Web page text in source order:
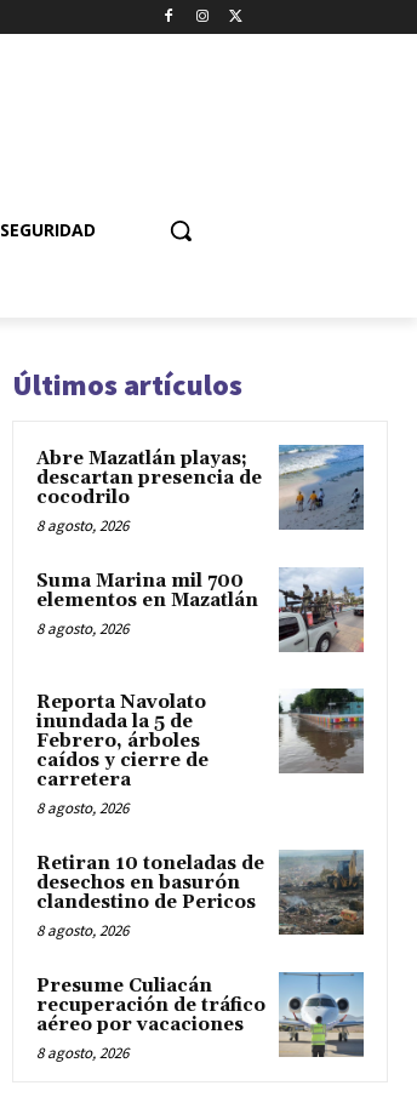
SEGURIDAD
Últimos artículos
Abre Mazatlán playas;
descartan presencia de
cocodrilo
8 agosto, 2026
Suma Marina mil 700
elementos en Mazatlán
8 agosto, 2026
Reporta Navolato
inundada la 5 de
Febrero, árboles
caídos y cierre de
carretera
8 agosto, 2026
Retiran 10 toneladas de
desechos en basurón
clandestino de Pericos
8 agosto, 2026
Presume Culiacán
recuperación de tráfico
aéreo por vacaciones
8 agosto, 2026